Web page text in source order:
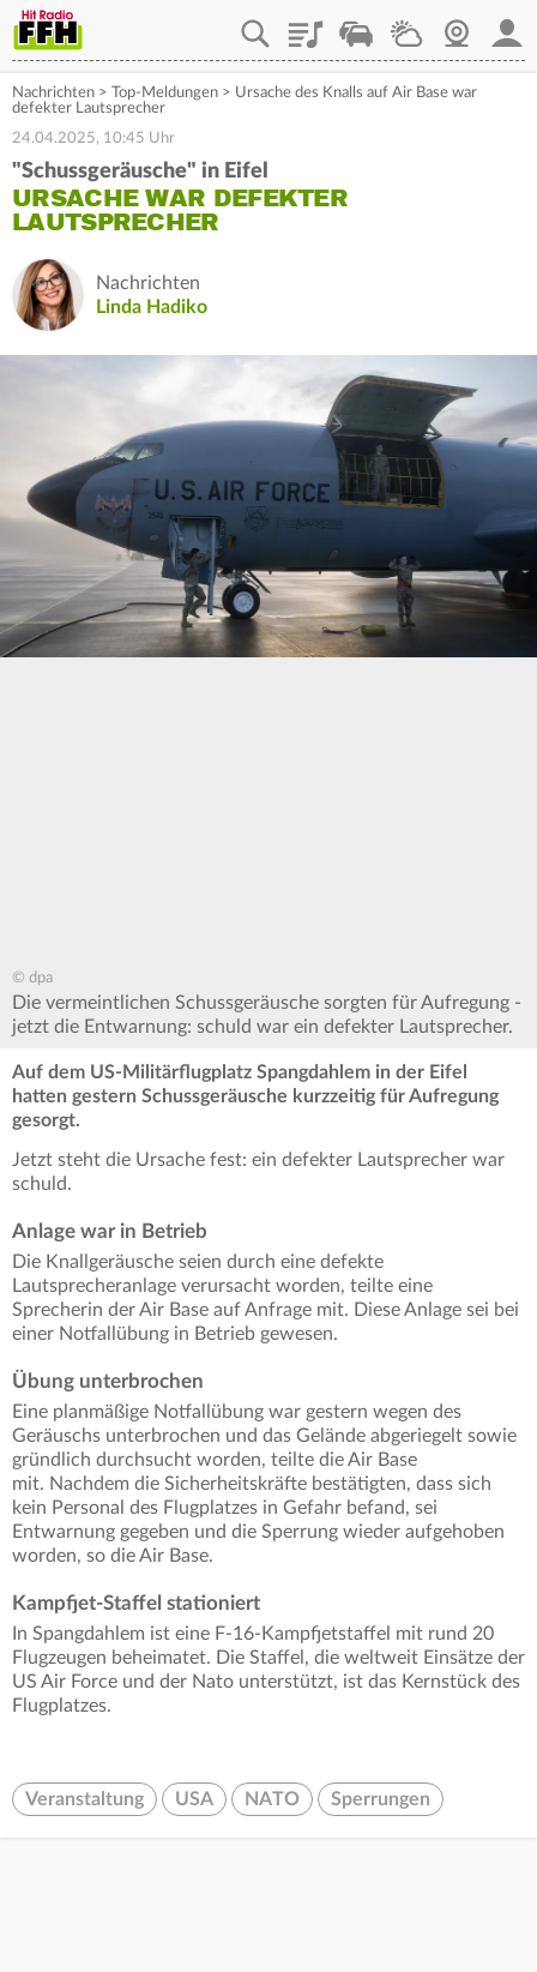
PlaylistStaupilotWetterWebcam
Nachrichten > Top-Meldungen > Ursache des Knalls auf Air Base war
defekter Lautsprecher
24.04.2025, 10:45 Uhr
"Schussgeräusche" in Eifel
URSACHE WAR DEFEKTER
LAUTSPRECHER
Nachrichten
Linda Hadiko
© dpa
Die vermeintlichen Schussgeräusche sorgten für Aufregung -
jetzt die Entwarnung: schuld war ein defekter Lautsprecher.
Auf dem US-Militärflugplatz Spangdahlem in der Eifel
hatten gestern Schussgeräusche kurzzeitig für Aufregung
gesorgt.
Jetzt steht die Ursache fest: ein defekter Lautsprecher war
schuld.
Anlage war in Betrieb
Die Knallgeräusche seien durch eine defekte
Lautsprecheranlage verursacht worden, teilte eine
Sprecherin der Air Base auf Anfrage mit. Diese Anlage sei bei
einer Notfallübung in Betrieb gewesen.
Übung unterbrochen
Eine planmäßige Notfallübung war gestern wegen des
Geräuschs unterbrochen und das Gelände abgeriegelt sowie
gründlich durchsucht worden, teilte die Air Base
mit. Nachdem die Sicherheitskräfte bestätigten, dass sich
kein Personal des Flugplatzes in Gefahr befand, sei
Entwarnung gegeben und die Sperrung wieder aufgehoben
worden, so die Air Base.
Kampfjet-Staffel stationiert
In Spangdahlem ist eine F-16-Kampfjetstaffel mit rund 20
Flugzeugen beheimatet. Die Staffel, die weltweit Einsätze der
US Air Force und der Nato unterstützt, ist das Kernstück des
Flugplatzes.
Veranstaltung USA NATO Sperrungen